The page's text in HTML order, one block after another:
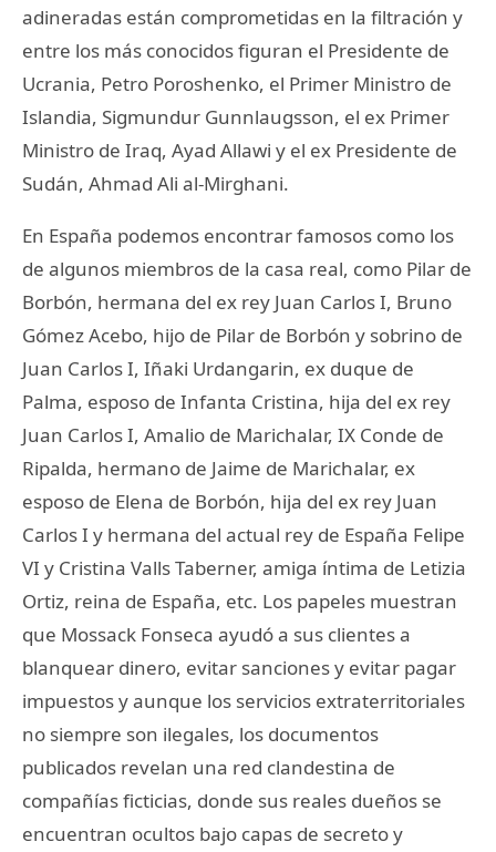
adineradas están comprometidas en la filtración y
entre los más conocidos figuran el Presidente de
Ucrania, Petro Poroshenko, el Primer Ministro de
Islandia, Sigmundur Gunnlaugsson, el ex Primer
Ministro de Iraq, Ayad Allawi y el ex Presidente de
Sudán, Ahmad Ali al-Mirghani.
En España podemos encontrar famosos como los
de algunos miembros de la casa real, como Pilar de
Borbón, hermana del ex rey Juan Carlos I, Bruno
Gómez Acebo, hijo de Pilar de Borbón y sobrino de
Juan Carlos I, Iñaki Urdangarin, ex duque de
Palma, esposo de Infanta Cristina, hija del ex rey
Juan Carlos I, Amalio de Marichalar, IX Conde de
Ripalda, hermano de Jaime de Marichalar, ex
esposo de Elena de Borbón, hija del ex rey Juan
Carlos I y hermana del actual rey de España Felipe
VI y Cristina Valls Taberner, amiga íntima de Letizia
Ortiz, reina de España, etc. Los papeles muestran
que Mossack Fonseca ayudó a sus clientes a
blanquear dinero, evitar sanciones y evitar pagar
impuestos y aunque los servicios extraterritoriales
no siempre son ilegales, los documentos
publicados revelan una red clandestina de
compañías ficticias, donde sus reales dueños se
encuentran ocultos bajo capas de secreto y